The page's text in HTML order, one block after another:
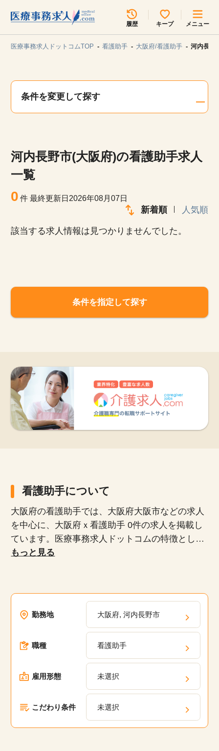
履歴 キープ メニュー
見学会・イベント情報
サイトの使い方
就職サポート
医療事務求人ドットコムTOP 看護助手 大阪府/看護助手 河内長野
条件を変更して探す
河内長野市(大阪府)の看護助手求人
一覧
0 件最終更新日2026年08月07日
新着順 人気順
該当する求人情報は見つかりませんでした。
条件を指定して探す
看護助手について
大阪府の看護助手では、大阪府大阪市などの求人
を中心に、大阪府ｘ看護助手 0件の求人を掲載し
ています。医療事務求人ドットコムの特徴とし
て、正社員、派遣社員、扶養内パート、時短勤務
介します。未経験者や無資格者、ブランクがある
代、50代といった幅広い年齢層が活躍している職
場の求人が多数あります。弊社の派遣・委託現場
においてスキルアップのための研修プログラム
や、キャリアパスの相談、定期的なフィードバッ
クを通じて、あなたのキャリアアップを支援しま
もっと見る
勤務地 大阪府, 河内長野市
職種 看護助手
雇用形態 未選択
こだわり条件 未選択
所在地のエリアを選択してください
各支店担当よりご連絡させていただきます。
関東
甲信越・北陸 中国・四国
九州・沖縄